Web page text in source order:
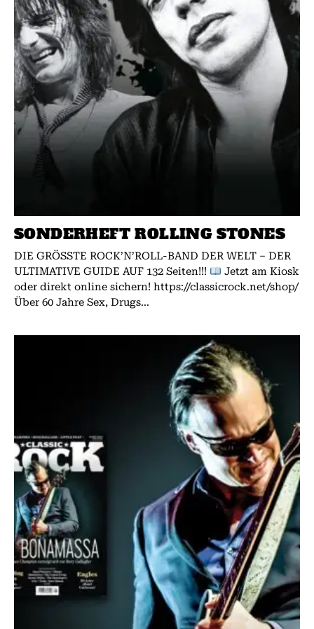
SONDERHEFT ROLLING STONES
DIE GRÖSSTE ROCK’N’ROLL-BAND DER WELT – DER
ULTIMATIVE GUIDE AUF 132 Seiten!!!
Jetzt am Kiosk
oder direkt online sichern! https://classicrock.net/shop/
Über 60 Jahre Sex, Drugs...